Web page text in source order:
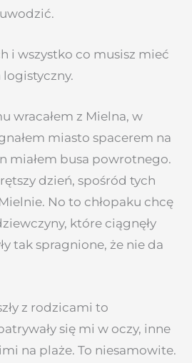
i wszystko co musisz mieć
wracałem z Mielna, w
miasto spacerem na
miałem busa powrotnego.
dzień, spośród tych
No to chłopaku chcę
które ciągnęły
tak spragnione, że nie da
z rodzicami to
się mi w oczy, inne
na plaże. To niesamowite.